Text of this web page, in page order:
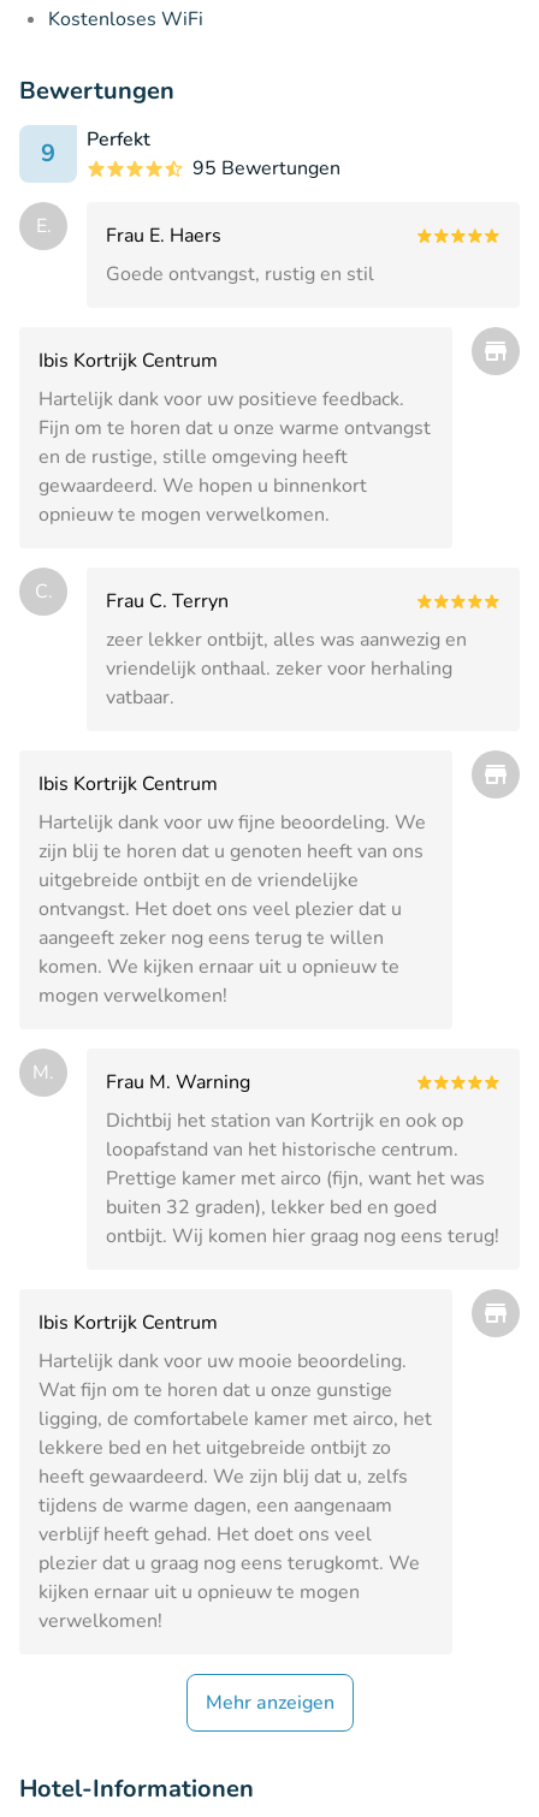
Kostenloses WiFi
Bewertungen
9
Perfekt
95 Bewertungen
E.
Frau E. Haers
Goede ontvangst, rustig en stil
Ibis Kortrijk Centrum
Hartelijk dank voor uw positieve feedback.
Fijn om te horen dat u onze warme ontvangst
en de rustige, stille omgeving heeft
gewaardeerd. We hopen u binnenkort
opnieuw te mogen verwelkomen.
C.
Frau C. Terryn
zeer lekker ontbijt, alles was aanwezig en
vriendelijk onthaal. zeker voor herhaling
vatbaar.
Ibis Kortrijk Centrum
Hartelijk dank voor uw fijne beoordeling. We
zijn blij te horen dat u genoten heeft van ons
uitgebreide ontbijt en de vriendelijke
ontvangst. Het doet ons veel plezier dat u
aangeeft zeker nog eens terug te willen
komen. We kijken ernaar uit u opnieuw te
mogen verwelkomen!
M.
Frau M. Warning
Dichtbij het station van Kortrijk en ook op
loopafstand van het historische centrum.
Prettige kamer met airco (fijn, want het was
buiten 32 graden), lekker bed en goed
ontbijt. Wij komen hier graag nog eens terug!
Ibis Kortrijk Centrum
Hartelijk dank voor uw mooie beoordeling.
Wat fijn om te horen dat u onze gunstige
ligging, de comfortabele kamer met airco, het
lekkere bed en het uitgebreide ontbijt zo
heeft gewaardeerd. We zijn blij dat u, zelfs
tijdens de warme dagen, een aangenaam
verblijf heeft gehad. Het doet ons veel
plezier dat u graag nog eens terugkomt. We
kijken ernaar uit u opnieuw te mogen
verwelkomen!
Mehr anzeigen
Hotel-Informationen